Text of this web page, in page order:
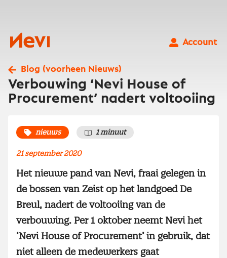
Nevi
Account
Blog (voorheen Nieuws)
Verbouwing ‘Nevi House of
Procurement’ nadert voltooiing
nieuws 1 minuut
21 september 2020
Het nieuwe pand van Nevi, fraai gelegen in
de bossen van Zeist op het landgoed De
Breul, nadert de voltooiing van de
verbouwing. Per 1 oktober neemt Nevi het
‘Nevi House of Procurement’ in gebruik, dat
niet alleen de medewerkers gaat